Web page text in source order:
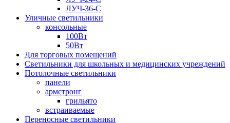
ЛУЧ-36-С
Уличные светильники
консольные
100Вт
50Вт
Для торговых помещений
Светильники для школьных и медицинских учреждений
Потолочные светильники
панели
армстронг
грильято
встраиваемые
Переносные светильники